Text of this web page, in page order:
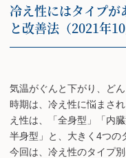
冷え性にはタイプ
と改善法（2021年10
気温がぐんと下がり、ど
時期は、冷え性に悩まさ
え性は、「全身型」「内
半身型」と、大きく4つの
今回は、冷え性のタイプ